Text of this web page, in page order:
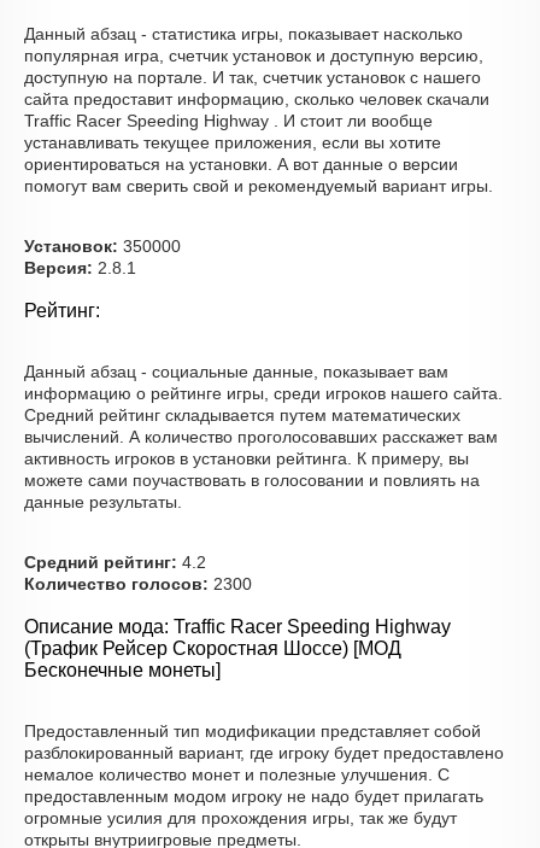
Данный абзац - статистика игры, показывает насколько
популярная игра, счетчик установок и доступную версию,
доступную на портале. И так, счетчик установок с нашего
сайта предоставит информацию, сколько человек скачали
Traffic Racer Speeding Highway . И стоит ли вообще
устанавливать текущее приложения, если вы хотите
ориентироваться на установки. А вот данные о версии
помогут вам сверить свой и рекомендуемый вариант игры.
Установок: 350000
Версия: 2.8.1
Рейтинг:
Данный абзац - социальные данные, показывает вам
информацию о рейтинге игры, среди игроков нашего сайта.
Средний рейтинг складывается путем математических
вычислений. А количество проголосовавших расскажет вам
активность игроков в установки рейтинга. К примеру, вы
можете сами поучаствовать в голосовании и повлиять на
данные результаты.
Средний рейтинг: 4.2
Количество голосов: 2300
Описание мода: Traffic Racer Speeding Highway
(Трафик Рейсер Скоростная Шоссе) [МОД
Бесконечные монеты]
Предоставленный тип модификации представляет собой
разблокированный вариант, где игроку будет предоставлено
немалое количество монет и полезные улучшения. С
предоставленным модом игроку не надо будет прилагать
огромные усилия для прохождения игры, так же будут
открыты внутриигровые предметы.